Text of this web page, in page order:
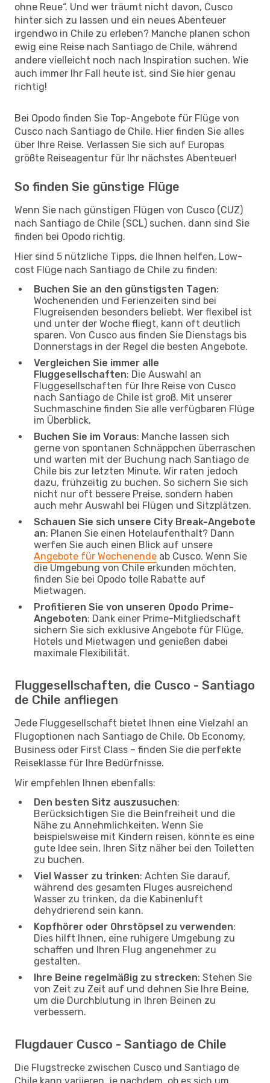
ohne Reue“. Und wer träumt nicht davon, Cusco
hinter sich zu lassen und ein neues Abenteuer
irgendwo in Chile zu erleben? Manche planen schon
ewig eine Reise nach Santiago de Chile, während
andere vielleicht noch nach Inspiration suchen. Wie
auch immer Ihr Fall heute ist, sind Sie hier genau
richtig!
Bei Opodo finden Sie Top-Angebote für Flüge von
Cusco nach Santiago de Chile. Hier finden Sie alles
über Ihre Reise. Verlassen Sie sich auf Europas
größte Reiseagentur für Ihr nächstes Abenteuer!
So finden Sie günstige Flüge
Wenn Sie nach günstigen Flügen von Cusco (CUZ)
nach Santiago de Chile (SCL) suchen, dann sind Sie
finden bei Opodo richtig.
Hier sind 5 nützliche Tipps, die Ihnen helfen, Low-
cost Flüge nach Santiago de Chile zu finden:
Buchen Sie an den günstigsten Tagen:
Wochenenden und Ferienzeiten sind bei
Flugreisenden besonders beliebt. Wer flexibel ist
und unter der Woche fliegt, kann oft deutlich
sparen. Von Cusco aus finden Sie Dienstags bis
Donnerstags in der Regel die besten Angebote.
Vergleichen Sie immer alle
Fluggesellschaften: Die Auswahl an
Fluggesellschaften für Ihre Reise von Cusco
nach Santiago de Chile ist groß. Mit unserer
Suchmaschine finden Sie alle verfügbaren Flüge
im Überblick.
Buchen Sie im Voraus: Manche lassen sich
gerne von spontanen Schnäppchen überraschen
und warten mit der Buchung nach Santiago de
Chile bis zur letzten Minute. Wir raten jedoch
dazu, frühzeitig zu buchen. So sichern Sie sich
nicht nur oft bessere Preise, sondern haben
auch mehr Auswahl bei Flügen und Sitzplätzen.
Schauen Sie sich unsere City Break-Angebote
an: Planen Sie einen Hotelaufenthalt? Dann
werfen Sie auch einen Blick auf unsere
Angebote für Wochenende ab Cusco. Wenn Sie
die Umgebung von Chile erkunden möchten,
finden Sie bei Opodo tolle Rabatte auf
Mietwagen.
Profitieren Sie von unseren Opodo Prime-
Angeboten: Dank einer Prime-Mitgliedschaft
sichern Sie sich exklusive Angebote für Flüge,
Hotels und Mietwagen und genießen dabei
maximale Flexibilität.
Fluggesellschaften, die Cusco - Santiago
de Chile anfliegen
Jede Fluggesellschaft bietet Ihnen eine Vielzahl an
Flugoptionen nach Santiago de Chile. Ob Economy,
Business oder First Class – finden Sie die perfekte
Reiseklasse für Ihre Bedürfnisse.
Wir empfehlen Ihnen ebenfalls:
Den besten Sitz auszusuchen:
Berücksichtigen Sie die Beinfreiheit und die
Nähe zu Annehmlichkeiten. Wenn Sie
beispielsweise mit Kindern reisen, könnte es eine
gute Idee sein, Ihren Sitz näher bei den Toiletten
zu buchen.
Viel Wasser zu trinken: Achten Sie darauf,
während des gesamten Fluges ausreichend
Wasser zu trinken, da die Kabinenluft
dehydrierend sein kann.
Kopfhörer oder Ohrstöpsel zu verwenden:
Dies hilft Ihnen, eine ruhigere Umgebung zu
schaffen und Ihren Flug angenehmer zu
gestalten.
Ihre Beine regelmäßig zu strecken: Stehen Sie
von Zeit zu Zeit auf und dehnen Sie Ihre Beine,
um die Durchblutung in Ihren Beinen zu
verbessern.
Flugdauer Cusco - Santiago de Chile
Die Flugstrecke zwischen Cusco und Santiago de